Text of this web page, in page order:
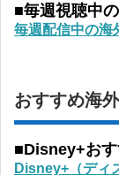
■毎週視聴中
毎週配信中の海
おすすめ海
■Disney+お
Disney+（ディ